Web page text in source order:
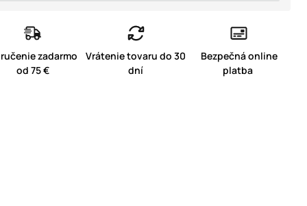
zadarmo
od 75 €
Vrátenie tovaru do 30
dní
Bezpečná online
platba